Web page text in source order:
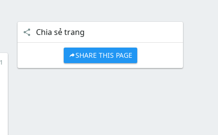
Chia sẻ trang
SHARE THIS PAGE